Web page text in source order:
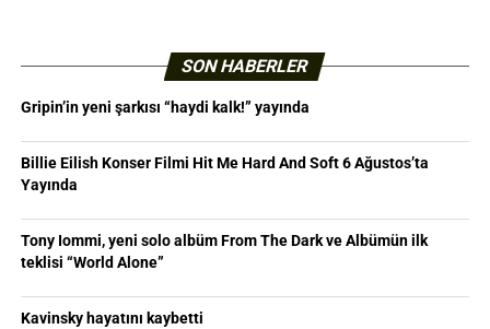
SON HABERLER
Gripin’in yeni şarkısı “haydi kalk!” yayında
Billie Eilish Konser Filmi Hit Me Hard And Soft 6 Ağustos’ta
Yayında
Tony Iommi, yeni solo albüm From The Dark ve Albümün ilk
teklisi “World Alone”
Kavinsky hayatını kaybetti